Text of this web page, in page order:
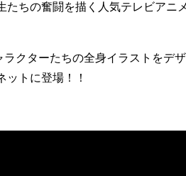
ちの奮闘を描く人気テレビアニ
ラクターたちの全身イラストをデ
ットに登場！！